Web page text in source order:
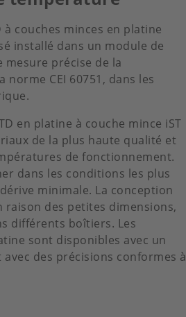
couches minces en platine
installé dans un module de
précise de la
CEI 60751, dans les
en platine à couche mince iST
de la plus haute qualité et
de fonctionnement.
dans les conditions les plus
minimale. La conception
des petites dimensions,
différents boîtiers. Les
sont disponibles avec un
des précisions conformes à